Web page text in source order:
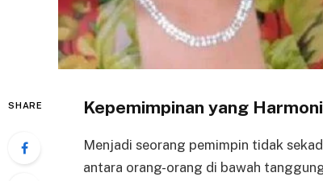
SHARE Kepemimpinan yang
Menjadi seorang pemimpin tidak
antara orang-orang di bawah